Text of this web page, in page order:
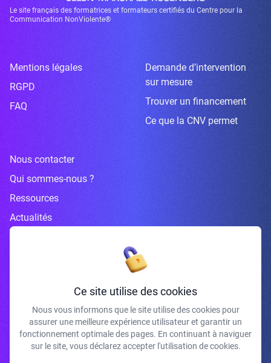
Le site français des formatrices et formateurs certifiés du Centre pour la
Communication NonViolente®
Mentions légales
RGPD
FAQ
Demande d’intervention
sur mesure
Trouver un financement
Ce que la CNV permet
Nous contacter
Qui sommes-nous ?
Ressources
Actualités
Inscrivez-vous à la newsletter
J'accepte de recevoir vos e-mails et confirme avoir pris connaissance de
votre politique de confidentialité et mentions légales.
Ce site utilise des cookies
Nous vous informons que le site utilise des cookies pour
assurer une meilleure expérience utilisateur et garantir un
fonctionnement optimale des pages. En continuant à naviguer
sur le site, vous déclarez accepter l'utilisation de cookies.